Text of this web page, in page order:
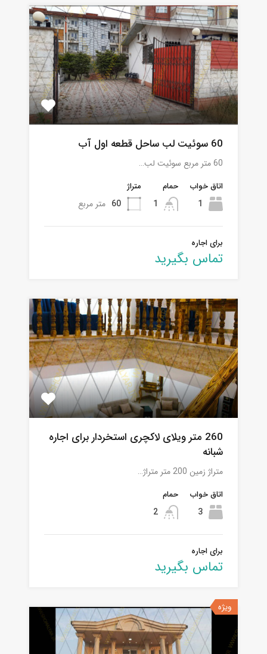
60 سوئیت لب ساحل قطعه اول آب
60 متر مربع سوئیت لب…
اتاق خواب
1
حمام
1
متراژ
60 متر مربع
برای اجاره
تماس بگیرید
260 متر ویلای لاکچری استخردار برای اجاره
شبانه
متراژ زمین 200 متر متراژ…
اتاق خواب
3
حمام
2
برای اجاره
تماس بگیرید
ویژه